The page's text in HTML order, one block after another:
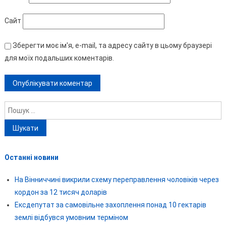
Сайт
Зберегти моє ім'я, e-mail, та адресу сайту в цьому браузері
для моїх подальших коментарів.
Пошук:
Останні новини
На Вінниччині викрили схему переправлення чоловіків через
кордон за 12 тисяч доларів
Ексдепутат за самовільне захоплення понад 10 гектарів
землі відбувся умовним терміном